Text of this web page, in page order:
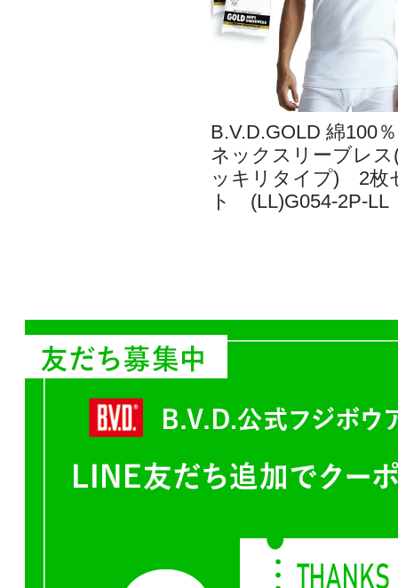
B.V.D.GOLD 綿100
ネックスリーブレス
ッキリタイプ) 2枚
ト (LL)G054-2P-LL